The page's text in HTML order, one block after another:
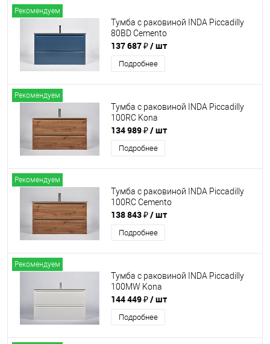
Рекомендуем
Тумба с раковиной INDA Piccadilly
80BD Cemento
137 687 ₽/ шт
Подробнее
Рекомендуем
Тумба с раковиной INDA Piccadilly
100RC Kona
134 989 ₽/ шт
Подробнее
Рекомендуем
Тумба с раковиной INDA Piccadilly
100RC Cemento
138 843 ₽/ шт
Подробнее
Рекомендуем
Тумба с раковиной INDA Piccadilly
100MW Kona
144 449 ₽/ шт
Подробнее